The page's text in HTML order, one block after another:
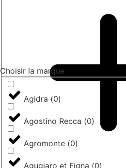
Choisir la marque
Agidra (0)
Agostino Recca (0)
Agromonte (0)
Agugiaro et Figna (0)